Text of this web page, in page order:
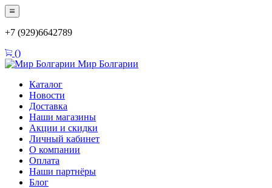
+7 (929)6642789
()
Мир Болгарии
Каталог
Новости
Доставка
Наши магазины
Акции и скидки
Личный кабинет
О компании
Оплата
Наши партнёры
Блог